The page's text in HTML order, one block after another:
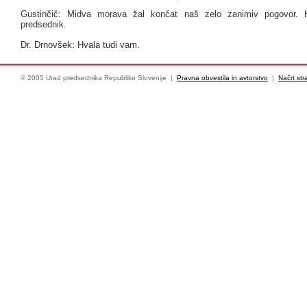
Gustinčič: Midva morava žal končat naš zelo zanimiv pogovor.
predsednik.
Dr. Drnovšek: Hvala tudi vam.
© 2005 Urad predsednika Republike Slovenije | Pravna obvestila in avtorstvo | Načrt